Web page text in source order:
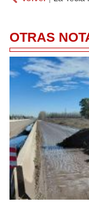
OTRAS